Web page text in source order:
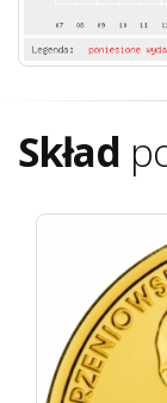
Skład